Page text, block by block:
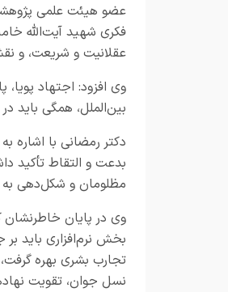
عضو هیئت علمی
فکری شهید آیت‌الله
عقلانیت و شریعت، و
وی افزود: اجتهاد پویا،
بین‌الملل، همگی باید
دکتر رمضانی با اشاره
بدعت و التقاط تأکید
مظلومان و شکل‌دهی به
وی در پایان خاطرنشان
بخش نرم‌افزاری باید
تجارب بشری بهره
نسل جوان، تقویت